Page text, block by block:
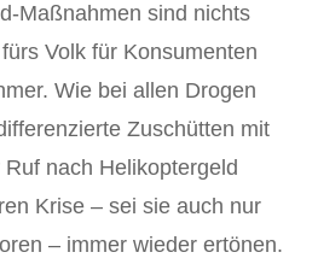
Maßnahmen sind nichts
Volk für Konsumenten
Wie bei allen Drogen
Zuschütten mit
nach Helikoptergeld
Krise – sei sie auch nur
– immer wieder ertönen.